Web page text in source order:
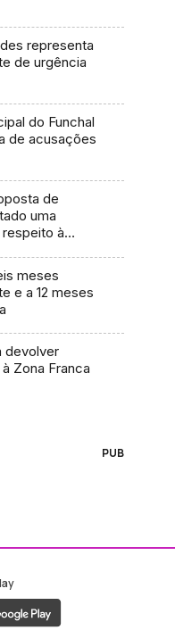
representa
de urgência
do Funchal
de acusações
de
uma
à
meses
e a 12 meses
devolver
Zona Franca
PUB